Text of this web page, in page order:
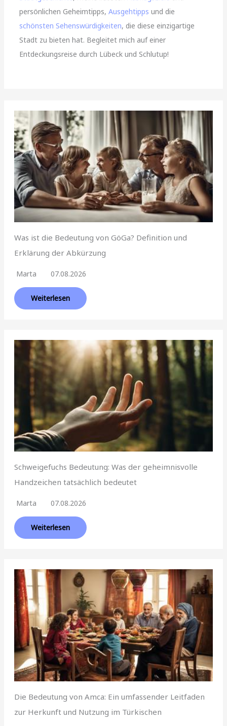
persönlichen Geheimtipps,Ausgehtipps und die
schönsten Sehenswürdigkeiten, die diese einzigartige
Stadt zu bieten hat. Begleitet mich auf einer
Entdeckungsreise durch Lübeck und Schlutup!
Was ist die Bedeutung von GöGa? Definition und
Erklärung der Abkürzung
Marta 07.08.2026
Weiterlesen
Schweigefuchs Bedeutung: Was der geheimnisvolle
Handzeichen tatsächlich bedeutet
Marta 07.08.2026
Weiterlesen
Die Bedeutung von Amca: Ein umfassender Leitfaden
zur Herkunft und Nutzung im Türkischen